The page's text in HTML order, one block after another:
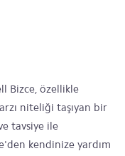
Bizce, özellikle
niteliği taşıyan bir
tavsiye ile
kendinize yardım